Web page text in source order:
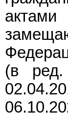
(в